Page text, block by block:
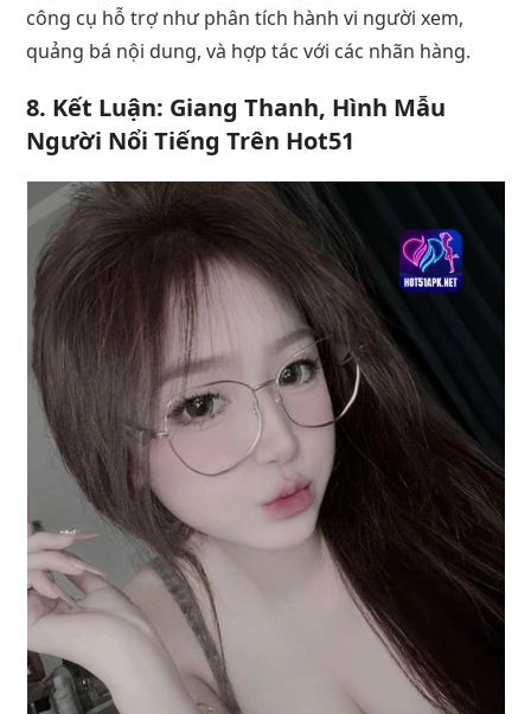
công cụ hỗ trợ như phân tích hành vi người xem,
quảng bá nội dung, và hợp tác với các nhãn hàng.
8. Kết Luận: Giang Thanh, Hình Mẫu
Người Nổi Tiếng Trên Hot51